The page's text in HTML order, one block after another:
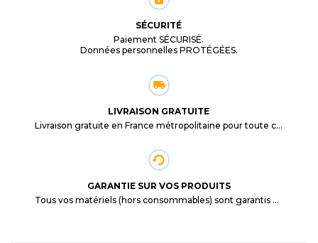
SÉCURITÉ
Paiement SÉCURISÉ.
Données personnelles PROTÉGÉES.
LIVRAISON GRATUITE
Livraison gratuite en France métropolitaine pour toute commande supérieure à 29,90€.
GARANTIE SUR VOS PRODUITS
Tous vos matériels (hors consommables) sont garantis 3 mois à partir de la date d'achat